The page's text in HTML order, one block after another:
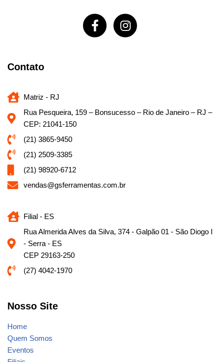
Contato
Matriz - RJ
Rua Pesqueira, 159 – Bonsucesso – Rio de Janeiro – RJ –
CEP: 21041-150
(21) 3865-9450
(21) 2509-3385
(21) 98920-6712
vendas@gsferramentas.com.br
Filial - ES
Rua Almerida Alves da Silva, 374 - Galpão 01 - São Diogo I
- Serra - ES
CEP 29163-250
(27) 4042-1970
Nosso Site
Home
Quem Somos
Eventos